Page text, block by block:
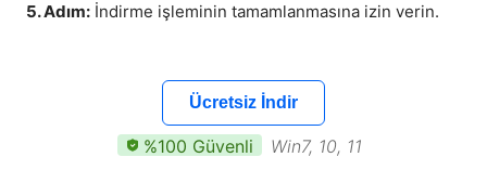
5. Adım: İndirme işleminin tamamlanmasına izin verin.
Ücretsiz İndir
%100 Güvenli Win7, 10, 11